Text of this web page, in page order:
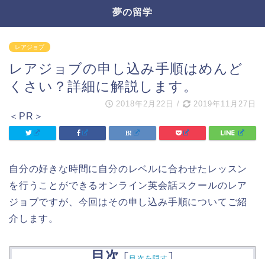
夢の留学
レアジョブ
レアジョブの申し込み手順はめんど
くさい？詳細に解説します。
2018年2月22日 / 2019年11月27日
＜PR＞
自分の好きな時間に自分のレベルに合わせたレッスン
を行うことができるオンライン英会話スクールのレア
ジョブですが、今回はその申し込み手順についてご紹
介します。